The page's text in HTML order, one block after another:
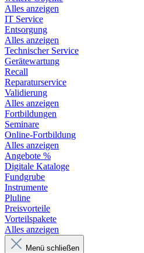
Alles anzeigen
IT Service
Entsorgung
Alles anzeigen
Technischer Service
Gerätewartung
Recall
Reparaturservice
Validierung
Alles anzeigen
Fortbildungen
Seminare
Online-Fortbildung
Alles anzeigen
Angebote %
Digitale Kataloge
Fundgrube
Instrumente
Pluline
Preisvorteile
Vorteilspakete
Alles anzeigen
Menü schließen